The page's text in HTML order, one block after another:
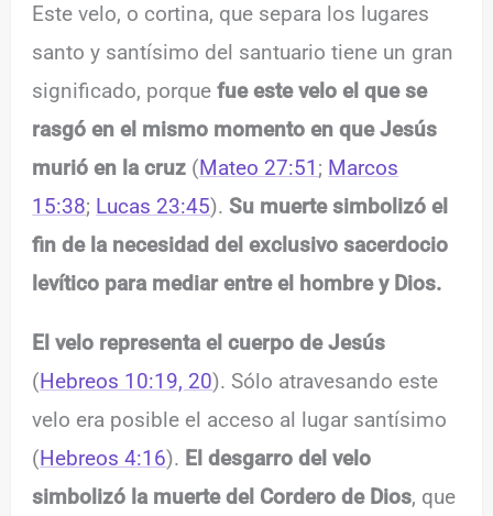
Este velo, o cortina, que separa los lugares
santo y santísimo del santuario tiene un gran
significado, porquefue este velo el que se
rasgó en el mismo momento en que Jesús
murió en la cruz (Mateo 27:51 ; Marcos
15:38; Lucas 23:45).Su muerte simbolizó el
fin de la necesidad del exclusivo sacerdocio
levítico para mediar entre el hombre y Dios.
El velo representa el cuerpo de Jesús
(Hebreos 10:19, 20). Sólo atravesando este
velo era posible el acceso al lugar santísimo
(Hebreos 4:16). El desgarro del velo
simbolizó la muerte del Cordero de Dios, que